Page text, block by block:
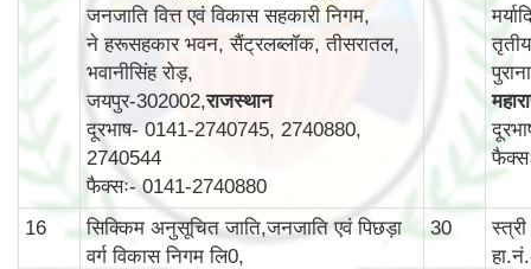
जनजाति वित्त एवं विकास सहकारी निगम,
ने हरूसहकार भवन, सैंट्रलब्लॉक, तीसरातल,
भवानीसिंह रोड़,
जयपुर-302002,राजस्थान
दूरभाष- 0141-2740745, 2740880,
2740544
फैक्सः- 0141-2740880
16
सिक्किम अनुसूचित जाति,जनजाति एवं पिछड़ा
वर्ग विकास निगम लि0,
30